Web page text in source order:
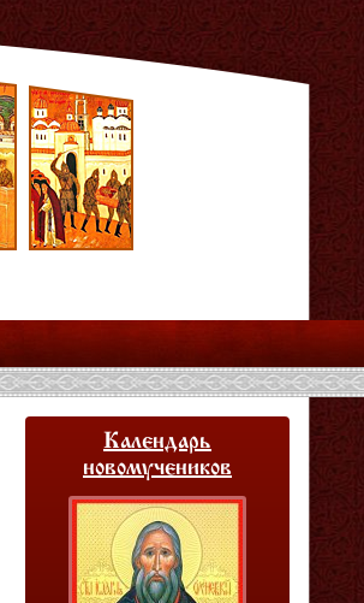
Календарь
новомучеников